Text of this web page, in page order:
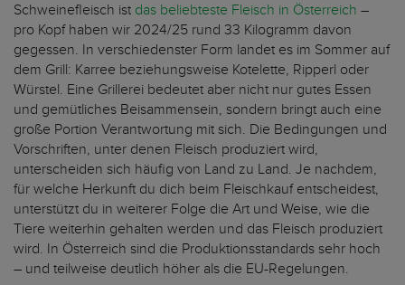
Schweinefleisch ist das beliebteste Fleisch in Österreich –
pro Kopf haben wir 2024/25 rund 33 Kilogramm davon
gegessen. In verschiedenster Form landet es im Sommer auf
dem Grill: Karree beziehungsweise Kotelette, Ripperl oder
Würstel. Eine Grillerei bedeutet aber nicht nur gutes Essen
und gemütliches Beisammensein, sondern bringt auch eine
große Portion Verantwortung mit sich. Die Bedingungen und
Vorschriften, unter denen Fleisch produziert wird,
unterscheiden sich häufig von Land zu Land. Je nachdem,
für welche Herkunft du dich beim Fleischkauf entscheidest,
unterstützt du in weiterer Folge die Art und Weise, wie die
Tiere weiterhin gehalten werden und das Fleisch produziert
wird. In Österreich sind die Produktionsstandards sehr hoch
– und teilweise deutlich höher als die EU-Regelungen.